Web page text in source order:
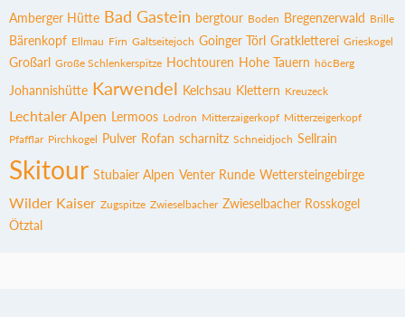
Amberger Hütte Bad Gastein bergtour Boden Bregenzerwald Brille
Bärenkopf Ellmau Firn Galtseitejoch Goinger Törl Gratkletterei Grieskogel
Großarl Große Schlenkerspitze Hochtouren Hohe Tauern höcBerg
Johannishütte Karwendel Kelchsau Klettern Kreuzeck
Lechtaler Alpen Lermoos Lodron Mitterzaigerkopf Mitterzeigerkopf
Pfafflar Pirchkogel Pulver Rofan scharnitz Schneidjoch Sellrain
Skitour Stubaier Alpen Venter Runde Wettersteingebirge
Wilder Kaiser Zugspitze Zwieselbacher Zwieselbacher Rosskogel
Ötztal